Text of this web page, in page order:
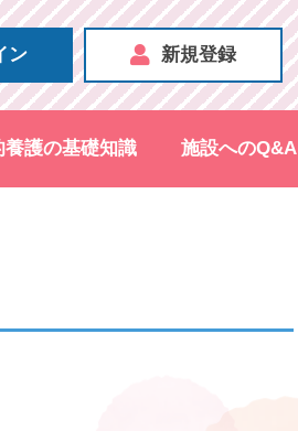
ン 新規登録
養護の基礎知識 施設へのQ&A